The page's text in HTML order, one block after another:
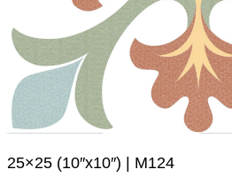
25×25 (10″x10″) | M124